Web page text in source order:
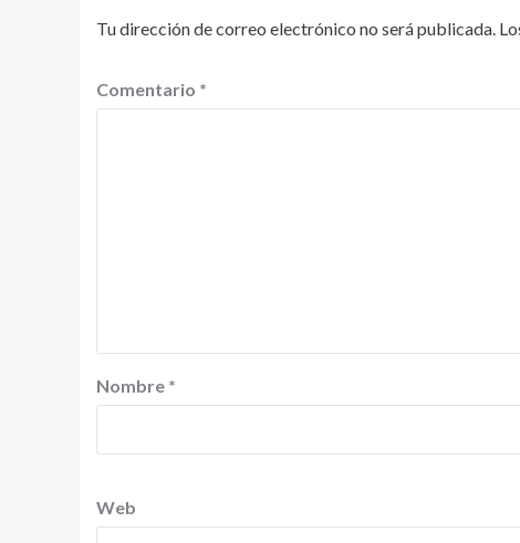
Tu dirección de correo electrónico no será publicada.
Comentario *
Nombre *
Web